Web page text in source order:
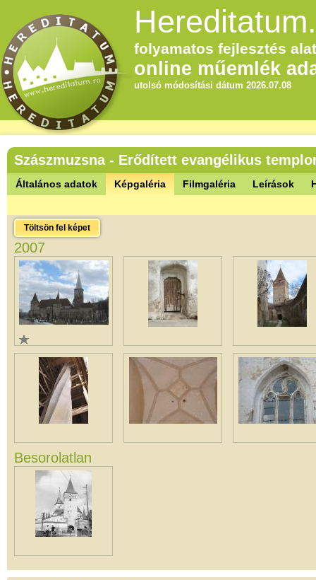
folyamatos fejlesztés
online műemlék
utolsó módosítási dátum 2026.07.08
Szászmuzsna - Erődített evangélikus
Általános adatok Képgaléria Filmgaléria Leírások
Töltsön fel képet
2007
Besorolatlan